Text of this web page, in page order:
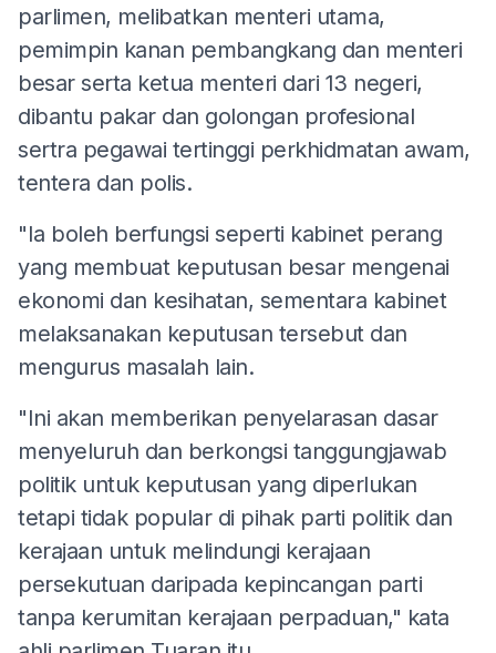
parlimen, melibatkan menteri utama,
pemimpin kanan pembangkang dan menteri
besar serta ketua menteri dari 13 negeri,
dibantu pakar dan golongan profesional
sertra pegawai tertinggi perkhidmatan awam,
tentera dan polis.
"Ia boleh berfungsi seperti kabinet perang
yang membuat keputusan besar mengenai
ekonomi dan kesihatan, sementara kabinet
melaksanakan keputusan tersebut dan
mengurus masalah lain.
"Ini akan memberikan penyelarasan dasar
menyeluruh dan berkongsi tanggungjawab
politik untuk keputusan yang diperlukan
tetapi tidak popular di pihak parti politik dan
kerajaan untuk melindungi kerajaan
persekutuan daripada kepincangan parti
tanpa kerumitan kerajaan perpaduan," kata